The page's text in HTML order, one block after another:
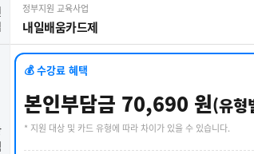
정부지원 교육사업
내일배움카드제
💰 수강료 혜택
본인부담금 70,690 원(유형
* 지원 대상 및 카드 유형에 따라 차이가 있을 수 있습니다.